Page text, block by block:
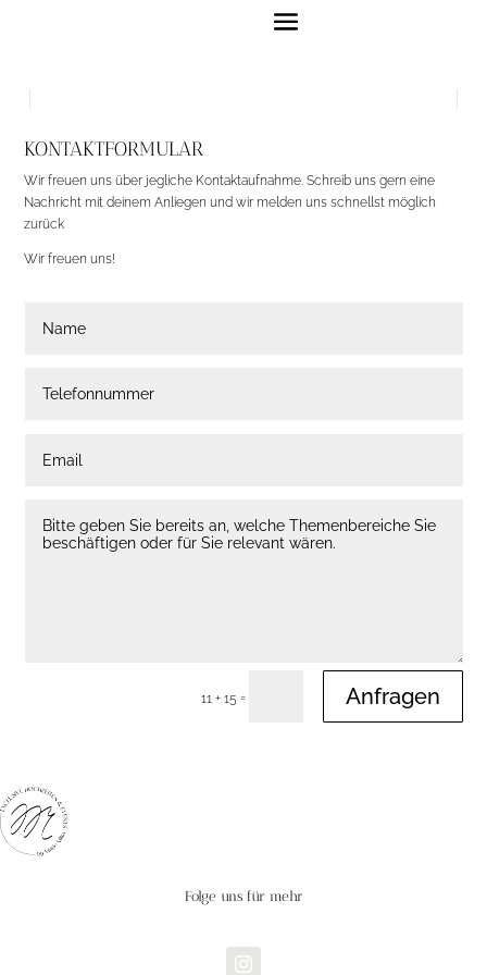
KONTAKTFORMULAR
Wir freuen uns über jegliche Kontaktaufnahme. Schreib uns gern eine
Nachricht mit deinem Anliegen und wir melden uns schnellst möglich
zurück
Wir freuen uns!
11 + 15 = Anfragen
Folge uns für mehr